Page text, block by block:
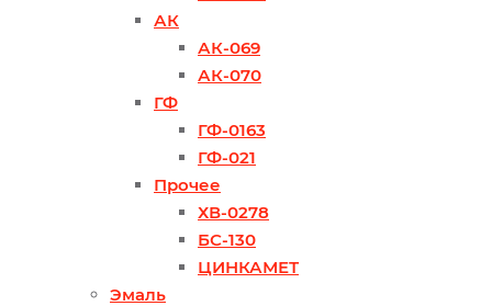
АК
АК-069
АК-070
ГФ
ГФ-0163
ГФ-021
Прочее
ХВ-0278
БС-130
ЦИНКАМЕТ
Эмаль